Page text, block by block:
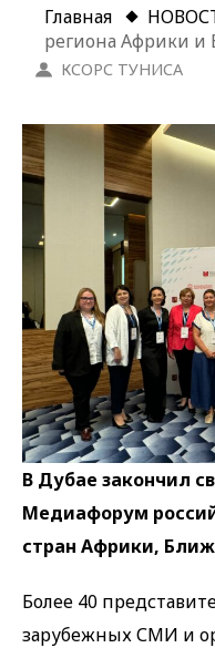
Главная
региона Африки и
КСОРС ТУНИСА
В Дубае закончил
Медиафорум
стран Африки,
Более 40
зарубежных СМИ и